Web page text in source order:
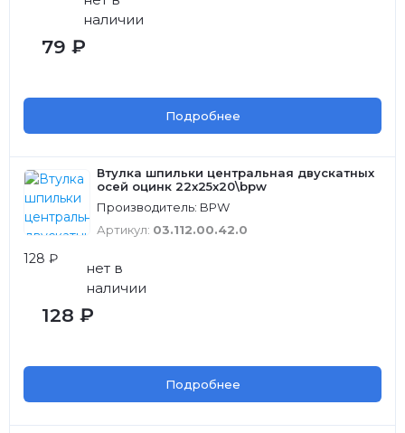
наличии
79 ₽
Подробнее
Втулка шпильки центральная двускатных
осей оцинк 22x25x20\bpw
Производитель: BPW
Артикул: 03.112.00.42.0
128 ₽
нет в
наличии
128 ₽
Подробнее